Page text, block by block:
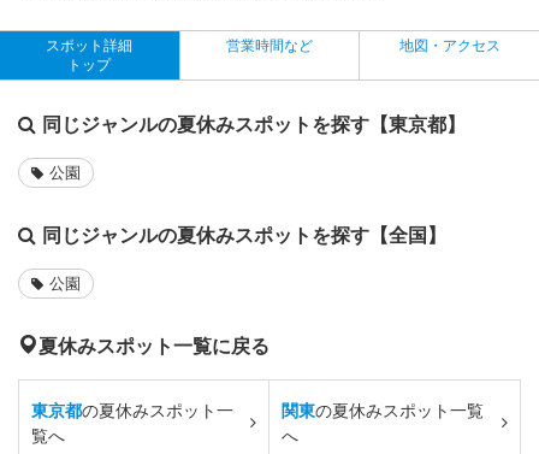
スポット詳細
トップ
営業時間など 地図・アクセス
同じジャンルの夏休みスポットを探す【東京都】
公園
同じジャンルの夏休みスポットを探す【全国】
公園
夏休みスポット一覧に戻る
東京都の夏休みスポット一
覧へ
関東の夏休みスポット一覧
へ